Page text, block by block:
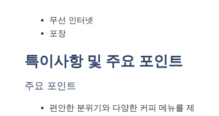
무선 인터넷
포장
특이사항 및 주요 포인트
주요 포인트
편안한 분위기와 다양한 커피 메뉴를 제